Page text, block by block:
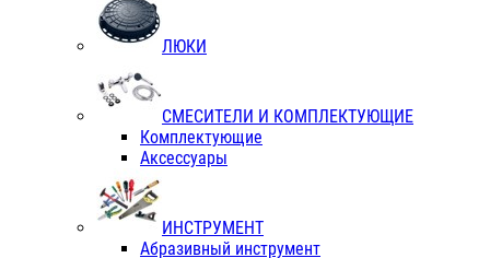
ЛЮКИ
СМЕСИТЕЛИ И КОМПЛЕКТУЮЩИЕ
Комплектующие
Аксессуары
ИНСТРУМЕНТ
Абразивный инструмент